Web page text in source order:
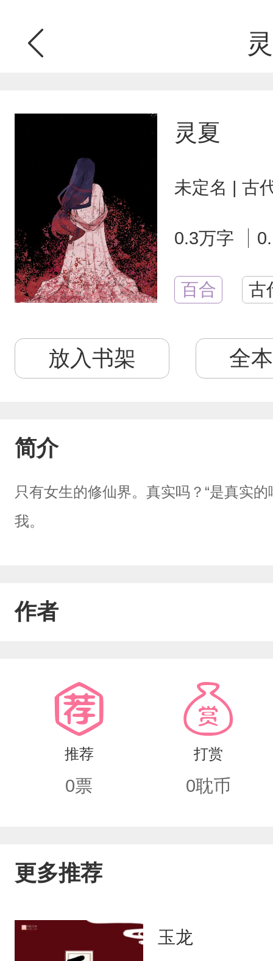
灵夏
未定名 | 古
0.3万字
百合 古
放入书架 全
简介
只有女生的修仙界。真实吗？“是真实
我。
作者
推荐
0票
打赏
0耽币
更多推荐
玉龙